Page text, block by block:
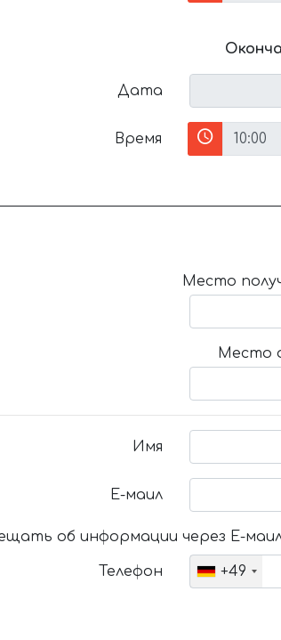
Дата
Время
Место
Место
Имя
Е-маил
об информации через Е-
Телефон +49